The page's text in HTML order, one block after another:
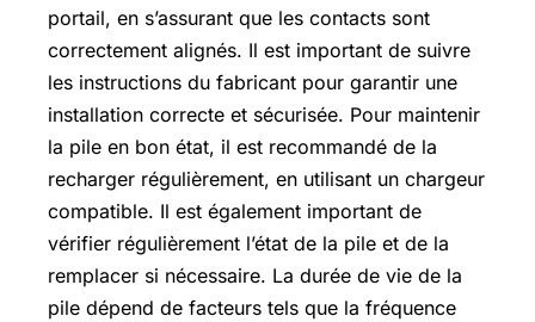
portail, en s’assurant que les contacts sont
correctement alignés. Il est important de suivre
les instructions du fabricant pour garantir une
installation correcte et sécurisée. Pour maintenir
la pile en bon état, il est recommandé de la
recharger régulièrement, en utilisant un chargeur
compatible. Il est également important de
vérifier régulièrement l’état de la pile et de la
remplacer si nécessaire. La durée de vie de la
pile dépend de facteurs tels que la fréquence